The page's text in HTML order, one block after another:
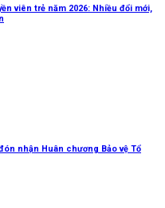
viên trẻ năm 2026: Nhiều đổi mới,
nhận Huân chương Bảo vệ Tổ